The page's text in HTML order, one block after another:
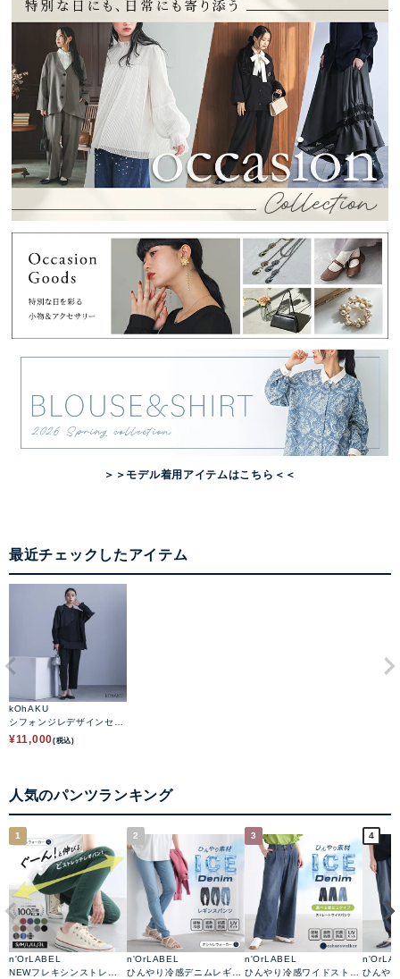
＞＞モデル着用アイテムはこちら＜＜
最近チェックしたアイテム
kOhAKU
シフォンジレデザインセッ
トアップ
¥11,000(税込)
人気のパンツランキング
1
n'OrLABEL
NEWフレキシンストレッ
2
n'OrLABEL
ひんやり冷感デニムレギパ
3
n'OrLABEL
ひんやり冷感ワイドストレ
4
ひんや